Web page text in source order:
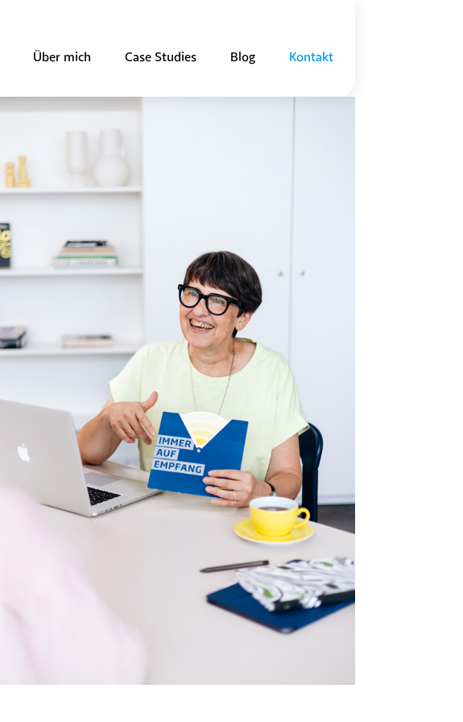
Über mich Case Studies Blog Kontakt